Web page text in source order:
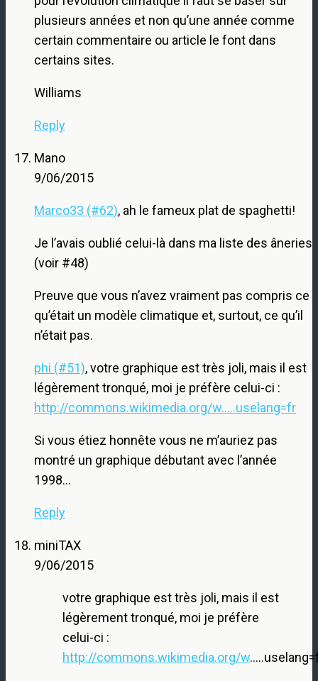
plusieurs années et non qu’une année comme
certain commentaire ou article le font dans
certains sites.
Williams
Reply
Mano
9/06/2015
Marco33 (#62), ah le fameux plat de spaghetti!
Je l’avais oublié celui-là dans ma liste des âneries
(voir #48)
Preuve que vous n’avez vraiment pas compris ce
qu’était un modèle climatique et, surtout, ce qu’il
n’était pas.
phi (#51), votre graphique est très joli, mais il est
légèrement tronqué, moi je préfère celui-ci :
http://commons.wikimedia.org/w.....uselang=fr
Si vous étiez honnête vous ne m’auriez pas
montré un graphique débutant avec l’année
1998…
Reply
miniTAX
9/06/2015
votre graphique est très joli, mais il est
légèrement tronqué, moi je préfère
celui-ci :
http://commons.wikimedia.org/w